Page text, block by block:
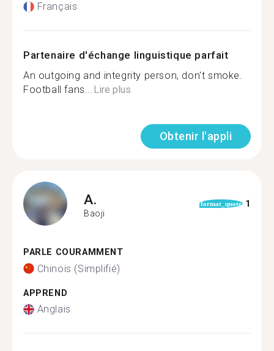
Français
Partenaire d'échange linguistique parfait
An outgoing and integrity person, don't smoke.
Football fans...Lire plus
Obtenir l'appli
A.
Baoji
format_quote 1
PARLE COURAMMENT
Chinois (Simplifié)
APPREND
Anglais